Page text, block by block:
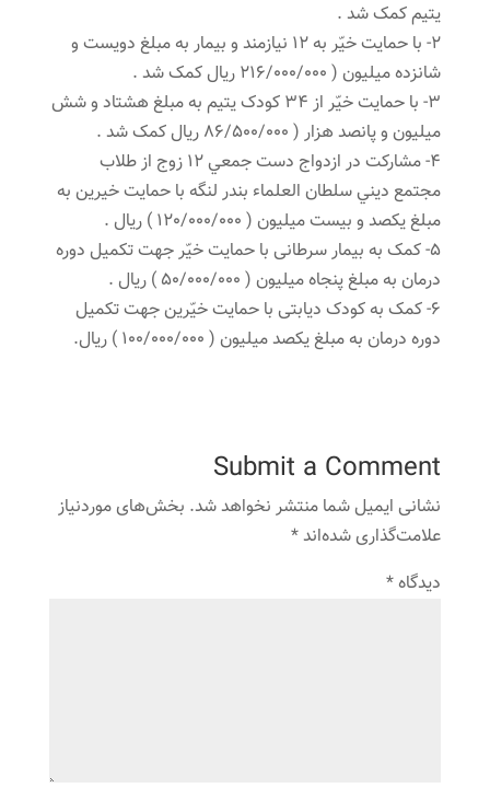
یتیم کمک شد .
2- با حمایت خیّر به 12 نیازمند و بیمار به مبلغ دویست و
شانزده میلیون ( 216/000/000 ریال کمک شد .
3- با حمایت خیّر از 34 کودک یتیم به مبلغ هشتاد و شش
میلیون و پانصد هزار ( 86/500/000 ریال کمک شد .
4- مشارکت در ازدواج دست جمعي ١٢ زوج از طلاب
مجتمع ديني سلطان العلماء بندر لنگه با حمایت خیرین به
مبلغ یکصد و بیست میلیون ( 120/000/000 ) ریال .
5- کمک به بیمار سرطانی با حمایت خیّر جهت تکمیل دوره
درمان به مبلغ پنجاه میلیون ( 50/000/000 ) ریال .
6- کمک به کودک دیابتی با حمایت خیّرین جهت تکمیل
دوره درمان به مبلغ یکصد میلیون ( 100/000/000 ) ریال.
Submit a Comment
نشانی ایمیل شما منتشر نخواهد شد. بخش‌های موردنیاز
علامت‌گذاری شده‌اند*
دیدگاه*